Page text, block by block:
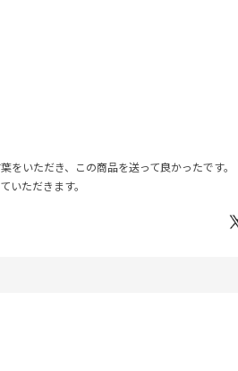
いただき、この商品を送って良かったです。
ただきます。